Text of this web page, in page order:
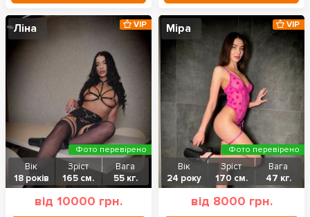
Ліна
Вік
18 років
Зріст
165 см.
Вага
55 кг.
від 10000 грн.
VIP
Фото перевірено
Міра
Вік
24 року
Зріст
170 см.
Вага
47 кг.
від 8000 грн.
VIP
Фото перевірено